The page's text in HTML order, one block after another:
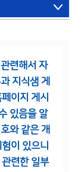
련해서 자
지식샘 게
이지 게시
있음을 알
와 같은 개
이 있으니
련한 일부